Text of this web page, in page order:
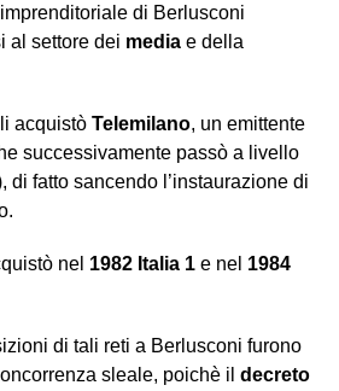
di Berlusconi
al settore dei mediae della
acquistò Telemilano, un emittente
successivamente passò a livello
di fatto sancendo l’instaurazione di
nel 1982 Italia 1e nel 1984
di tali reti a Berlusconi furono
sleale, poichè il decreto